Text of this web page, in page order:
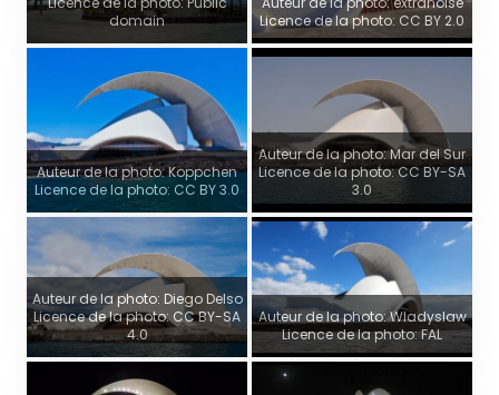
domain
Licence de la photo: CC BY 2.0
Auteur de la photo: Koppchen
Licence de la photo: CC BY 3.0
Auteur de la photo: Mar del Sur
Licence de la photo: CC BY-SA
3.0
Auteur de la photo: Diego Delso
Licence de la photo: CC BY-SA
4.0
Auteur de la photo: Wladyslaw
Licence de la photo: FAL